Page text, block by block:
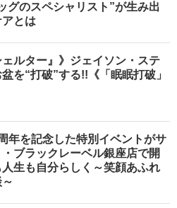
グのスペシャリスト”が生み出
とは
ェルター』》ジェイソン・ステ
を“打破”する!!《「眠眠打破」
年を記念した特別イベントがサ
ブラックレーベル銀座店で開
生も自分らしく～笑顔あふれ